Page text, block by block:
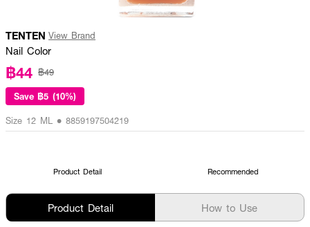
TENTEN View Brand
Nail Color
฿44 ฿49
Save ฿5 (10%)
Size 12 ML • 8859197504219
Product Detail Recommended
Product Detail How to Use